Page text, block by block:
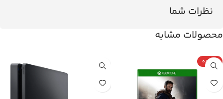
نظرات شما
محصولات مشابه
کارکرده